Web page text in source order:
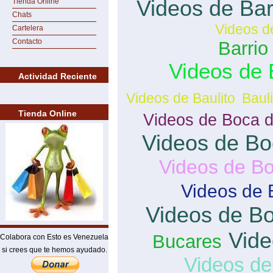
Chats
Cartelera
Contacto
Actividad Reciente
Tienda Online
Colabora con Esto es Venezuela
si crees que te hemos ayudado.
Videos de
Videos
Videos de
Videos de Baulito
Videos de Boca
Videos de
Videos de
Videos de
Videos de
Bucares
Videos